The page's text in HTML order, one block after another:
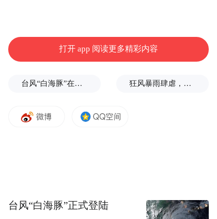
区。而这家科技特产商店，正是这条街区灵
魂的集中展现。
店面狂扩300㎡！
游客买单不手软
万元的高端AI机器人、无人机，这里就像一
打开 app 阅读更多精彩内容
台风“白海豚”在浙江玉环登陆，大片树木被吹倒 狂风暴雨肆虐，台州一家电厂遭受猛烈冲击
台风“白海豚”正式登陆